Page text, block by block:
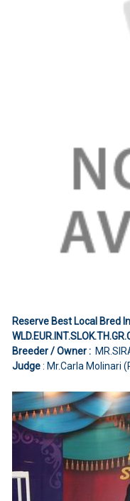
Reserve Best Local Bred
Breeder / Owner :
Judge: Mr.Carla Molinari